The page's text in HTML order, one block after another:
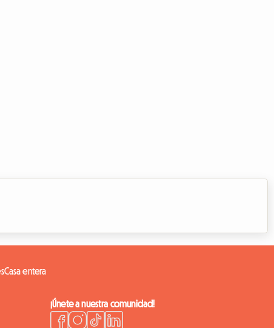
Casa entera
¡Únete a nuestra comunidad!